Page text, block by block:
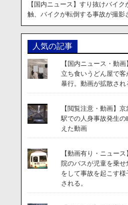
【国内ニュース】すり抜けバイク
触、バイクが転倒する事故が撮影
人気の記事
【国内ニュース・動
立ち食いうどん屋で客
暴行。動画が拡散され
【閲覧注意・動画】
駅での人身事故発生の
えた動画
【動画有り・ニュー
院のバスが児童を乗せ
をして事故を起こす様
される。